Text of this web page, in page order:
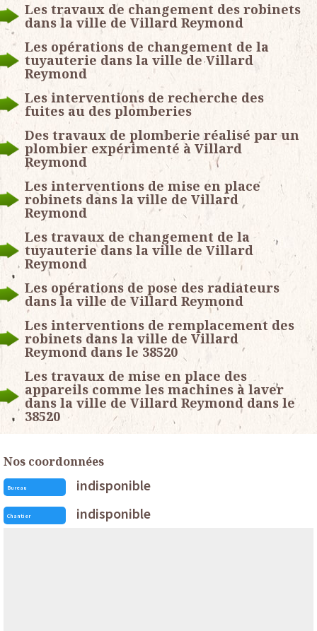
Les travaux de changement des robinets
dans la ville de Villard Reymond
Les opérations de changement de la
tuyauterie dans la ville de Villard
Reymond
Les interventions de recherche des
fuites au des plomberies
Des travaux de plomberie réalisé par un
plombier expérimenté à Villard
Reymond
Les interventions de mise en place
robinets dans la ville de Villard
Reymond
Les travaux de changement de la
tuyauterie dans la ville de Villard
Reymond
Les opérations de pose des radiateurs
dans la ville de Villard Reymond
Les interventions de remplacement des
robinets dans la ville de Villard
Reymond dans le 38520
Les travaux de mise en place des
appareils comme les machines à laver
dans la ville de Villard Reymond dans le
38520
Nos coordonnées
Bureau indisponible
Chantier indisponible